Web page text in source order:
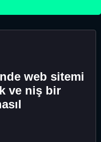
web sitemi
ve niş bir